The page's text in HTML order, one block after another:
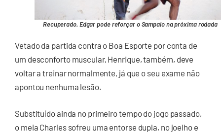
Recuperado, Edgar pode reforçar o Sampaio na próxima rodada
Vetado da partida contra o Boa Esporte por conta de
um desconforto muscular, Henrique, também, deve
voltar a treinar normalmente, já que o seu exame não
apontou nenhuma lesão.
Substituído ainda no primeiro tempo do jogo passado,
o meia Charles sofreu uma entorse dupla, no joelho e